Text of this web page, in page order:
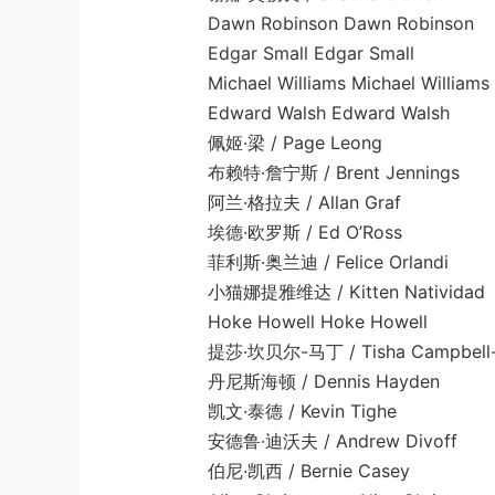
Dawn Robinson Dawn Robinson
Edgar Small Edgar Small
Michael Williams Michael Williams
Edward Walsh Edward Walsh
佩姬·梁 / Page Leong
布赖特·詹宁斯 / Brent Jennings
阿兰·格拉夫 / Allan Graf
埃德·欧罗斯 / Ed O’Ross
菲利斯·奥兰迪 / Felice Orlandi
小猫娜提雅维达 / Kitten Natividad
Hoke Howell Hoke Howell
提莎·坎贝尔-马丁 / Tisha Campbell-
丹尼斯海顿 / Dennis Hayden
凯文·泰德 / Kevin Tighe
安德鲁·迪沃夫 / Andrew Divoff
伯尼·凯西 / Bernie Casey